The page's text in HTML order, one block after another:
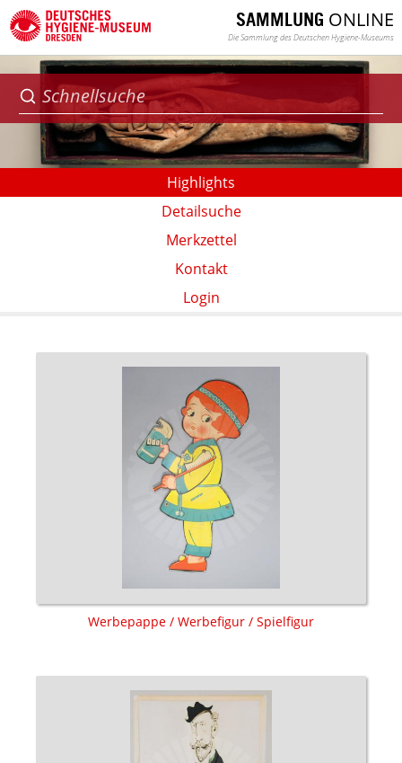
SAMMLUNG ONLINE
Die Sammlung des Deutschen Hygiene-Museums
Highlights
Detailsuche
Merkzettel
Kontakt
Login
Werbepappe / Werbefigur / Spielfigur